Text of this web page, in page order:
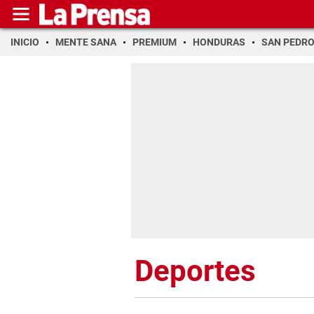
INICIO MENTE SANA PREMIUM HONDURAS SAN PEDRO
Deportes